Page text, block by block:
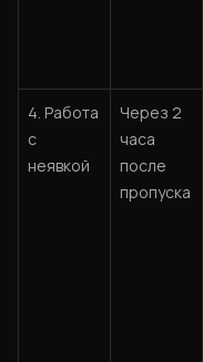
4. Работа
с
неявкой
Через 2
часа
после
пропуска